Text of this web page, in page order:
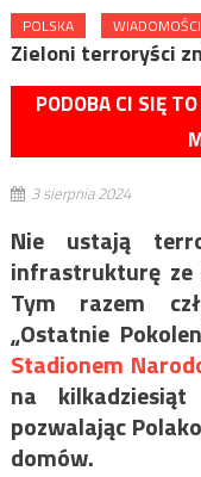
POLSKA WIADOMOŚCI
Zieloni terroryści
PODOBA CI SIĘ
3 sierpnia 2024
Nie ustają
infrastrukturę ze
Tym razem
„Ostatnie
Stadionem
na
pozwalając
domów.